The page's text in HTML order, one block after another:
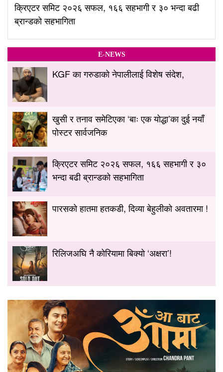
क्रिएटर समिट २०२६ सफल, १६६ सहभागी र ३० भन्दा बढी
ब्रान्डको सहभागिता
E-NEWS
KGF का गरुडाको नेपालीलाई विशेष संदेश,
खुसी र तनाव समेटिएका ‘बाः एक योद्धा’का दुई नयाँ
पोस्टर सार्वजनिक
क्रिएटर समिट २०२६ सफल, १६६ सहभागी र ३०
भन्दा बढी ब्रान्डको सहभागिता
पारसको हातमा हतकडी, दिव्या बेहुलीको अवतारमा !
रिलिजअघि नै कोरियामा बिक्यो ‘अक्षरा’!